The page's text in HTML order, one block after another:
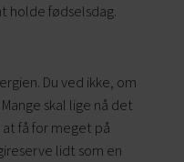
holde fødselsdag.
Du ved ikke, om
skal lige nå det
få for meget på
lidt som en